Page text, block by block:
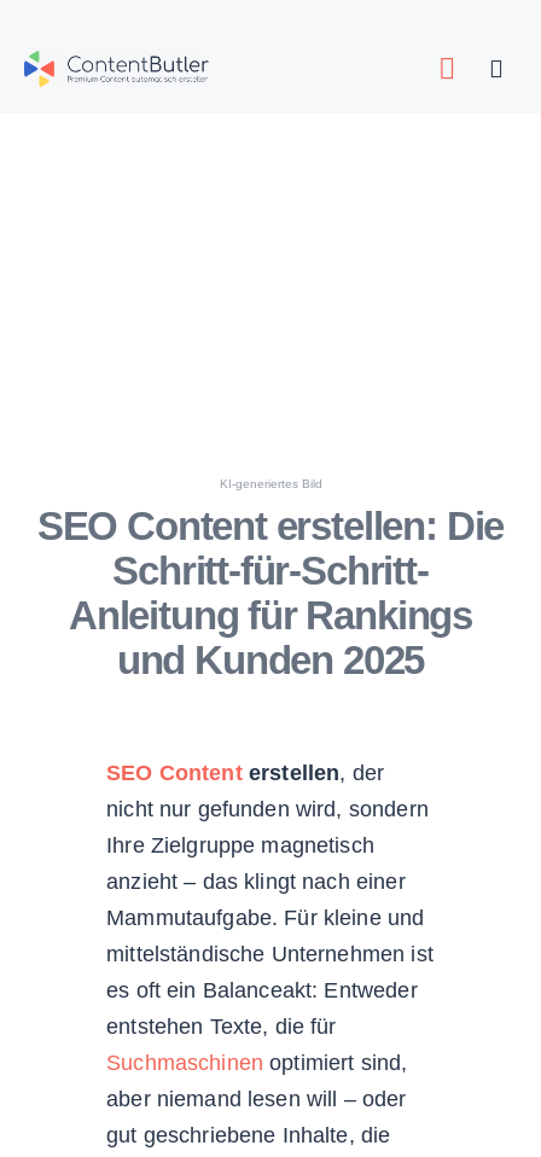
Inhalt
springen
KI-generiertes Bild
SEO Content erstellen: Die
Schritt-für-Schritt-
Anleitung für Rankings
und Kunden 2025
SEO Contenterstellen, der
nicht nur gefunden wird, sondern
Ihre Zielgruppe magnetisch
anzieht – das klingt nach einer
Mammutaufgabe. Für kleine und
mittelständische Unternehmen ist
es oft ein Balanceakt: Entweder
entstehen Texte, die für
Suchmaschinen optimiert sind,
aber niemand lesen will – oder
gut geschriebene Inhalte, die